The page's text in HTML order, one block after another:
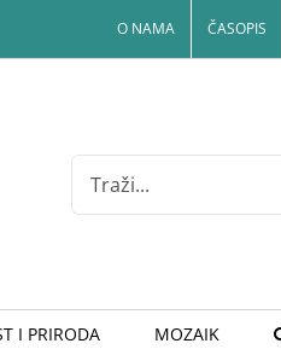
O NAMA ČASOPIS
Search
for:
I PRIRODA MOZAIK